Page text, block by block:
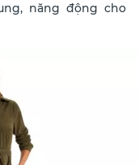
năng động cho